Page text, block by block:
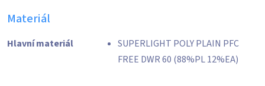
Materiál
Hlavní materiál
SUPERLIGHT POLY PLAIN PFC
FREE DWR 60 (88%PL 12%EA)